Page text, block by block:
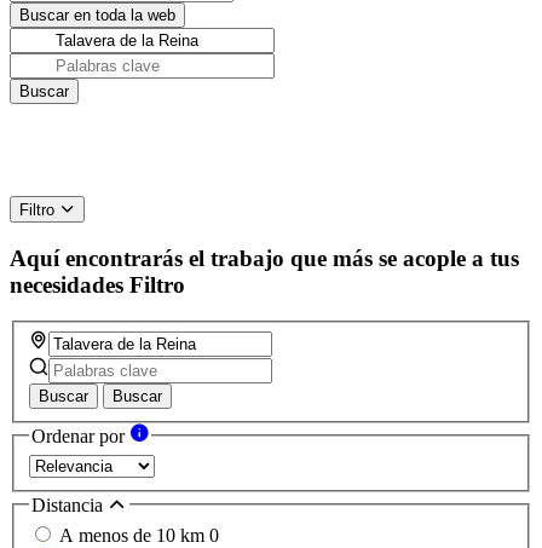
Filtro
Aquí encontrarás el trabajo que más se acople a tus
necesidades Filtro
Buscar Buscar
Ordenar por
Distancia
A menos de 10 km 0